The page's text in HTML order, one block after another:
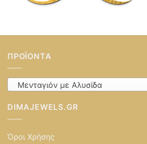
ΠΡΟΪΌΝΤΑ
Μενταγιόν με Αλυσίδα
DIMAJEWELS.GR
Όροι Χρήσης